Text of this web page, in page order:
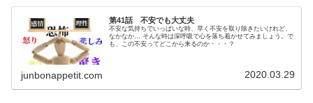
第41話 不安でも大丈夫
不安な気持ちでいっぱいな時、早く不安を取り除きたいけれど、
なかなか… そんな時は深呼吸で心を落ち着かせてみましょう。で
も、この不安ってどこから来るのか・・・？
junbonappetit.com 2020.03.29